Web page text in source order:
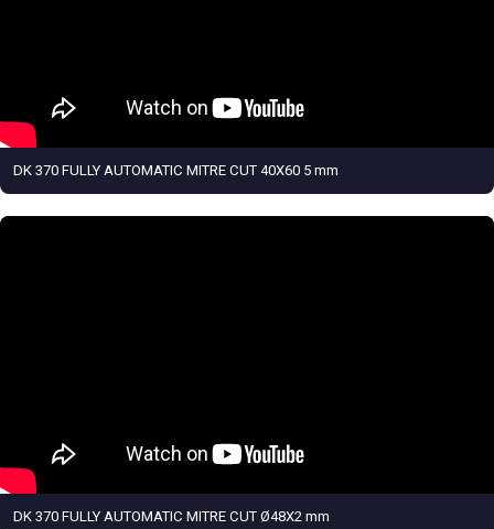
DK 370 FULLY AUTOMATIC MITRE CUT 40X60 5 mm
DK 370 FULLY AUTOMATIC MITRE CUT Ø48X2 mm